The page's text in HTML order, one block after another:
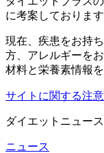
に考案しております
現在、疾患をお持
方、アレルギーを
材料と栄養素情報
サイトに関する注
ダイエットニュー
ニュース